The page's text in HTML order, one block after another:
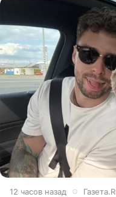
12 часов назад